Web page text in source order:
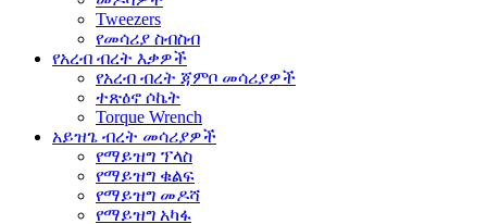
Tweezers
የመሳሪያ ስብስብ
የአረብ ብረት እቃዎች
የአረብ ብረት ጃምቦ መሳሪያዎች
ተጽዕኖ ሶኬት
Torque Wrench
አይዝጌ ብረት መሳሪያዎች
የማይዝግ ፕላስ
የማይዝግ ቁልፍ
የማይዝግ መዶሻ
የማይዝግ አካፋ